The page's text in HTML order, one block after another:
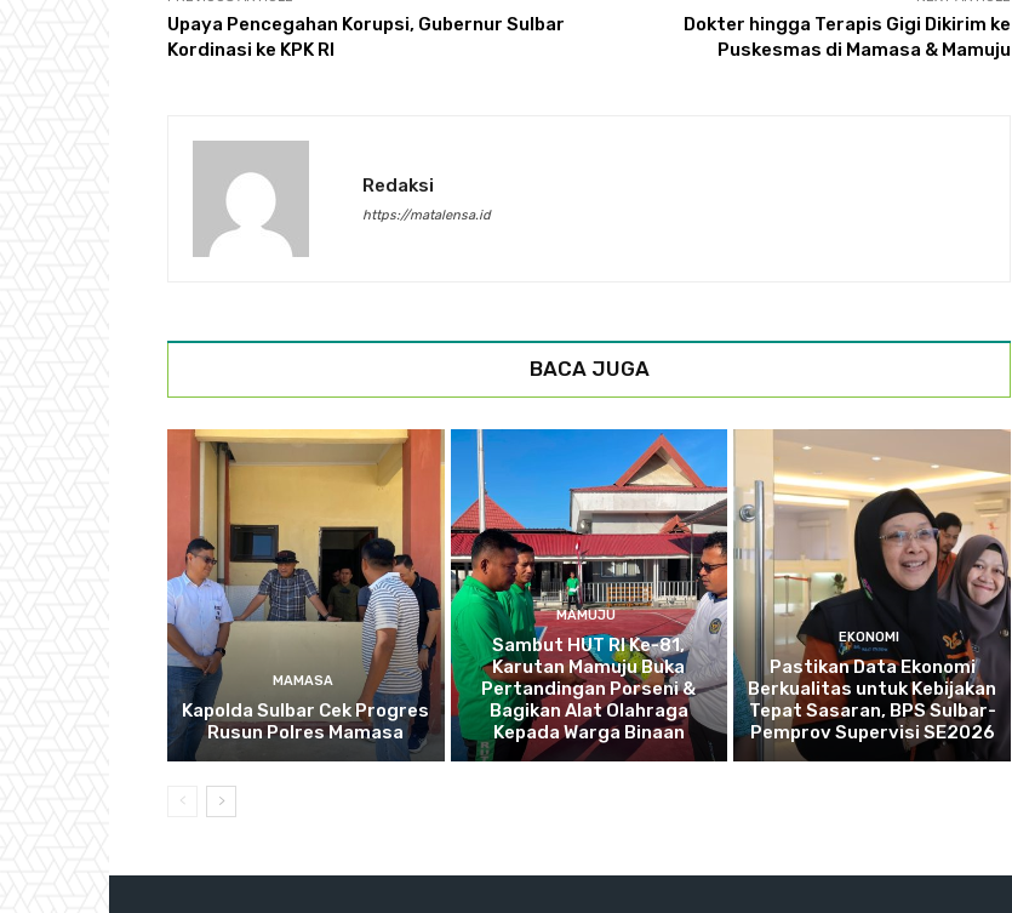
Upaya Pencegahan Korupsi, Gubernur Sulbar
Kordinasi ke KPK RI
Dokter hingga Terapis Gigi Dikirim ke
Puskesmas di Mamasa & Mamuju
Redaksi
https://matalensa.id
BACA JUGA
MAMASA
Kapolda Sulbar Cek Progres
Rusun Polres Mamasa
MAMUJU
Sambut HUT RI Ke-81,
Karutan Mamuju Buka
Pertandingan Porseni &
Bagikan Alat Olahraga
Kepada Warga Binaan
EKONOMI
Pastikan Data Ekonomi
Berkualitas untuk Kebijakan
Tepat Sasaran, BPS Sulbar-
Pemprov Supervisi SE2026